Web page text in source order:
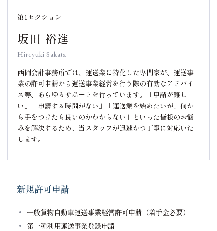
第1セクション
坂田 裕進
Hiroyuki Sakata
西岡会計事務所では、運送業に特化した専門家が、運送事
業の許可申請から運送事業経営を行う際の有効なアドバイ
ス等、あらゆるサポートを行っています。「申請が難し
い」「申請する時間がない」「運送業を始めたいが、何か
ら手をつけたら良いのかわからない」といった皆様のお悩
みを解決するため、当スタッフが迅速かつ丁寧に対応いた
します。
新規許可申請
一般貨物自動車運送事業経営許可申請（着手金必要）
第一種利用運送事業登録申請